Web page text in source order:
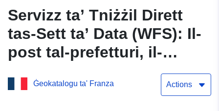
Servizz ta’ Tniżżil Dirett
tas-Sett ta’ Data (WFS): Il-
post tal-prefetturi, il-
prefettura reġjonali u s-
sottoprefetturi f’Ille-et-
Ġeokatalogu ta' Franza Actions